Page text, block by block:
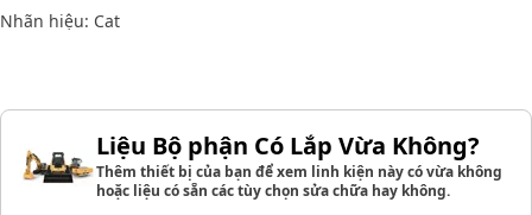
Nhãn hiệu: Cat
Liệu Bộ phận Có Lắp Vừa Không?
Thêm thiết bị của bạn để xem linh kiện này có vừa không
hoặc liệu có sẵn các tùy chọn sửa chữa hay không.